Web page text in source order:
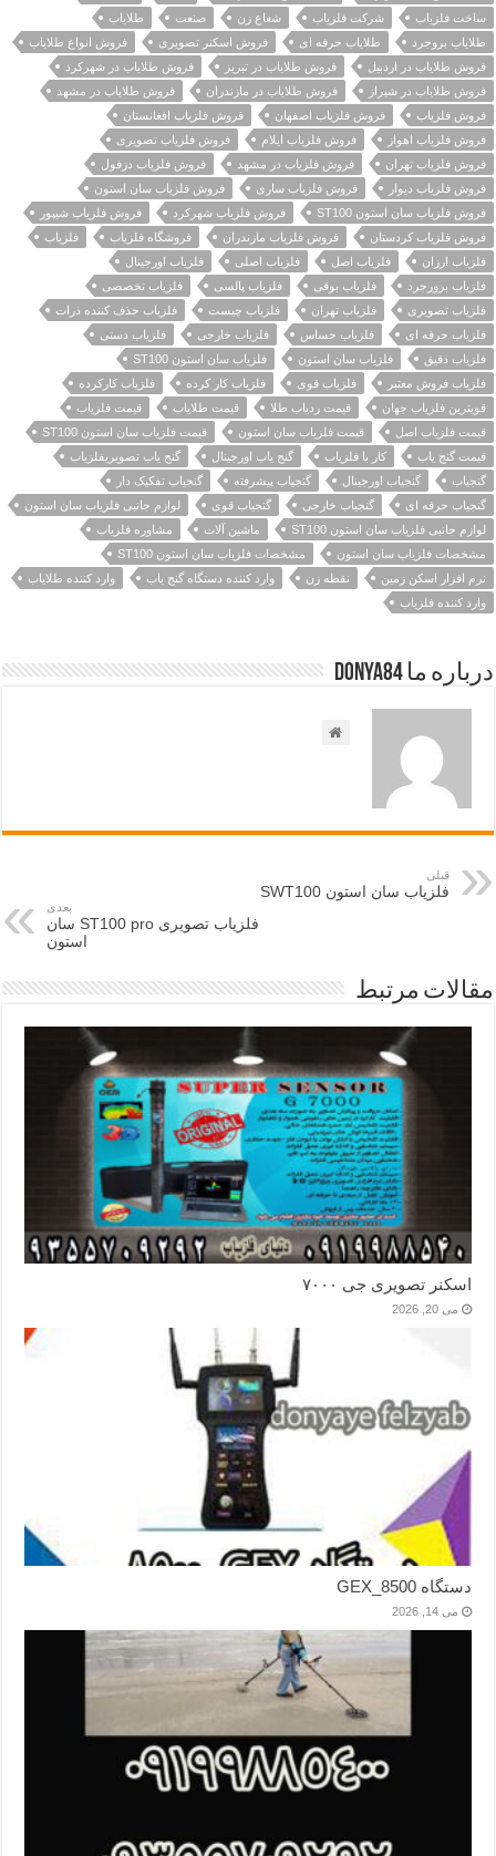
ساخت فلزیاب شرکت فلزیاب شعاع زن صنعت
طلایاب
طلایاب بروجرد
طلایاب حرفه ای فروش اسکنر تصویری
فروش انواع طلایاب
فروش طلایاب در اردبیل
فروش طلایاب در تبریز
فروش طلایاب در شهرکرد
فروش طلایاب در شیراز
فروش طلایاب در مازندران
فروش طلایاب در مشهد
فروش فلزیاب
فروش فلزیاب اصفهان
فروش فلزیاب افغانستان
فروش فلزیاب اهواز
فروش فلزیاب ایلام
فروش فلزیاب تصویری
فروش فلزیاب تهران
فروش فلزیاب در مشهد
فروش فلزیاب دزفول
فروش فلزیاب دیوار
فروش فلزیاب ساری
فروش فلزیاب سان استون
فروش فلزیاب سان استون ST100
فروش فلزیاب شهرکرد
فروش فلزیاب شیپور
فروش فلزیاب کردستان
فروش فلزیاب مازندران فروشگاه فلزیاب
فلزیاب
فلزیاب ارزان
فلزیاب اصل فلزیاب اصلی
فلزیاب اورجینال
فلزیاب برورجرد
فلزیاب بوقی فلزیاب پالسی
فلزیاب تخصصی
فلزیاب تصویری
فلزیاب تهران فلزیاب چیست
فلزیاب حذف کننده ذرات
فلزیاب حرفه ای
فلزیاب حساس فلزیاب خارجی
فلزیاب دستی
فلزیاب دقیق
فلزیاب سان استون
فلزیاب سان استون ST100
فلزیاب فروش معتبر
فلزیاب قوی فلزیاب کار کرده
فلزیاب کارکرده
قویترین فلزیاب جهان
قیمت ردیاب طلا قیمت طلایاب
قیمت فلزیاب
قیمت فلزیاب اصل
قیمت فلزیاب سان استون
قیمت فلزیاب سان استون ST100
قیمت گنج یاب
کار با فلزیاب گنج یاب اورجینال
گنج یاب تصویریفلزیاب
گنجیاب
گنجیاب اورجینال گنجیاب پیشرفته
گنجیاب تفکیک دار
گنجیاب حرفه ای
گنجیاب خارجی گنجیاب قوی
لوازم جانبی فلزیاب سان استون
لوازم جانبی فلزیاب سان استون ST100
ماشین آلات
مشاوره فلزیاب
مشخصات فلزیاب سان استون
مشخصات فلزیاب سان استون ST100
نرم افزار اسکن زمین
نقطه زن وارد کننده دستگاه گنج یاب
وارد کننده طلایاب
وارد کننده فلزیاب
درباره ما Donya84
قبلی
فلزیاب سان استون SWT100
بعدی
فلزیاب تصویری ST100 pro سان
استون
مقالات مرتبط
اسکنر تصویری جی ۷۰۰۰
می 20, 2026
دستگاه GEX_8500
می 14, 2026